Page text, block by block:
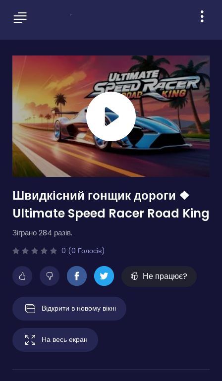
Швидкісний гонщик дороги ❖
Ultimate Speed Racer Road King
Зіграно 284 разів.
0 (0 Голосів)
Не працює?
Відкрити в новому вікні
На весь екран